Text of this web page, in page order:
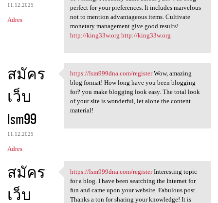
11.12.2025
Adres
perfect for your preferences. It includes marvelous
not to mention advantageous items. Cultivate
monetary management give good results!
http://king33w.org http://king33w.org
สมัคร
เว็บ
lsm99
11.12.2025
Adres
https://lsm999dna.com
https://lsm999dna.com/registerWow, amazing
blog format! How long have you been blogging
for? you make blogging look easy. The total look
of your site is wonderful, let alone the content
material!
สมัคร
เว็บ
https://lsm999dna.com
https://lsm999dna.com/registerInteresting topic
for a blog. I have been searching the Internet for
fun and came upon your website. Fabulous post.
Thanks a ton for sharing your knowledge! It is